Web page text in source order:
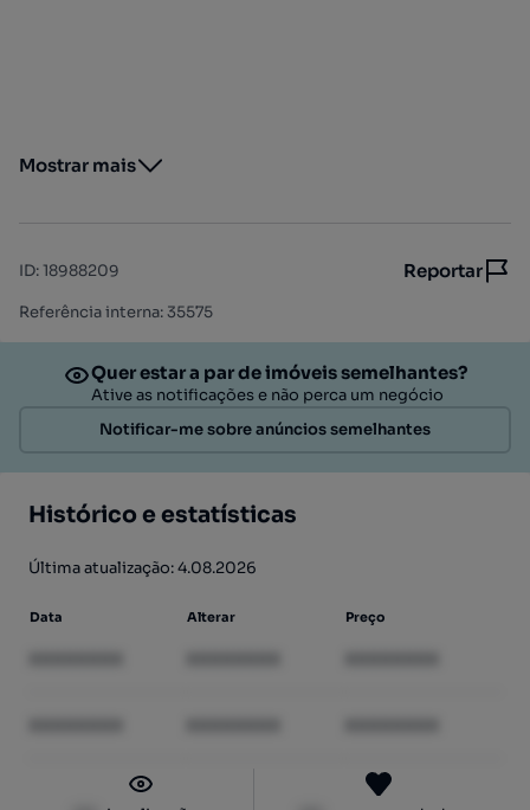
Mostrar mais
ID:18988209 Reportar
Referência interna: 35575
Quer estar a par de imóveis semelhantes?
Ative as notificações e não perca um negócio
Notificar-me sobre anúncios semelhantes
Histórico e estatísticas
Última atualização: 4.08.2026
Data Alterar Preço